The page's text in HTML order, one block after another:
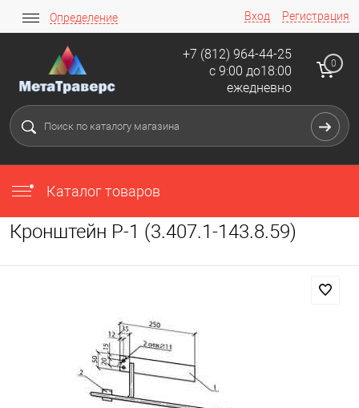
Вход Регистрация
Определение
+7 (812) 964-44-25
с 9:00 до18:00
ежедневно
0
Каталог товаров
Кронштейн Р-1 (3.407.1-143.8.59)